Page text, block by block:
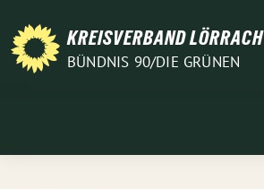
zum
Inhalt
KREISVERBAND LÖRRACH
BÜNDNIS 90/DIE GRÜNEN